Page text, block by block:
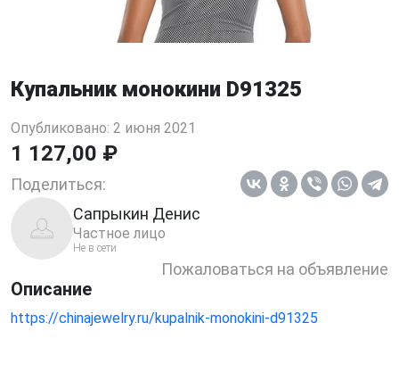
Купальник монокини D91325
Опубликовано: 2 июня 2021
1 127,00 ₽
Поделиться:
Сапрыкин Денис
Частное лицо
Не в сети
Пожаловаться на объявление
Описание
https://chinajewelry.ru/kupalnik-monokini-d91325